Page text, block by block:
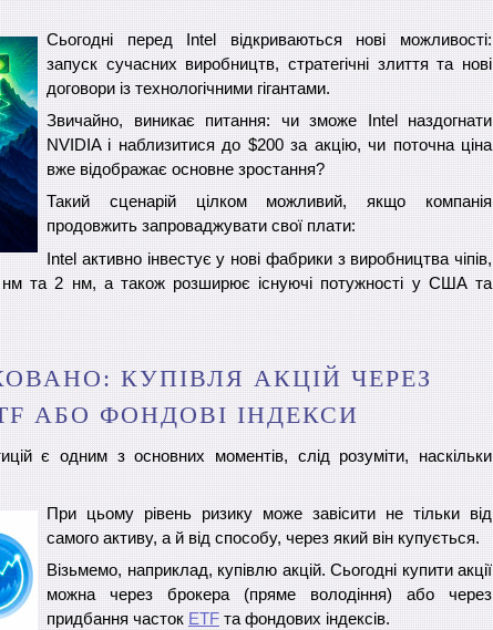
Сьогодні перед Intel відкриваються нові можливості:
запуск сучасних виробництв, стратегічні злиття та нові
договори із технологічними гігантами.
Звичайно, виникає питання: чи зможе Intel наздогнати
NVIDIA і наблизитися до $200 за акцію, чи поточна ціна
вже відображає основне зростання?
Такий сценарій цілком можливий, якщо компанія
продовжить запроваджувати свої плати:
Intel активно інвестує у нові фабрики з виробництва чіпів,
та 2 нм, а також розширює існуючі потужності у США та
КУПІВЛЯ АКЦІЙ ЧЕРЕЗ
АБО ФОНДОВІ ІНДЕКСИ
є одним з основних моментів, слід розуміти, наскільки
При цьому рівень ризику може завісити не тільки від
самого активу, а й від способу, через який він купується.
Візьмемо, наприклад, купівлю акцій. Сьогодні купити акції
можна через брокера (пряме володіння) або через
придбання часток ETF та фондових індексів.